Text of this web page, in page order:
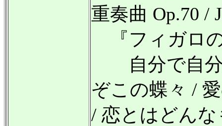
重奏曲 Op.70 /
『フィガロ
自分で自分
ぞこの蝶々 /
/ 恋とはどん